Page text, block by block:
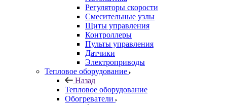
Регуляторы скорости
Смесительные узлы
Щиты управления
Контроллеры
Пульты управления
Датчики
Электроприводы
Тепловое оборудование
Назад
Тепловое оборудование
Обогреватели